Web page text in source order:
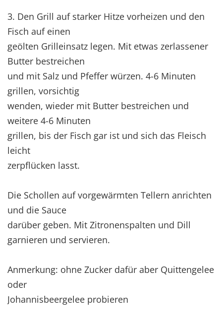
3. Den Grill auf starker Hitze vorheizen und den
Fisch auf einen
geölten Grilleinsatz legen. Mit etwas zerlassener
Butter bestreichen
und mit Salz und Pfeffer würzen. 4-6 Minuten
grillen, vorsichtig
wenden, wieder mit Butter bestreichen und
weitere 4-6 Minuten
grillen, bis der Fisch gar ist und sich das Fleisch
leicht
zerpflücken lasst.
Die Schollen auf vorgewärmten Tellern anrichten
und die Sauce
darüber geben. Mit Zitronenspalten und Dill
garnieren und servieren.
Anmerkung: ohne Zucker dafür aber Quittengelee
oder
Johannisbeergelee probieren